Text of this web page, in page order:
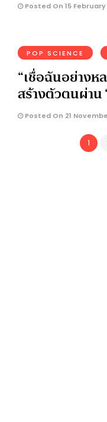
Posted On 15 February
POP SCIENCE
“เชื่อฉันอย่างห
สร้างตัวตนผ่าน
Posted On 21
1